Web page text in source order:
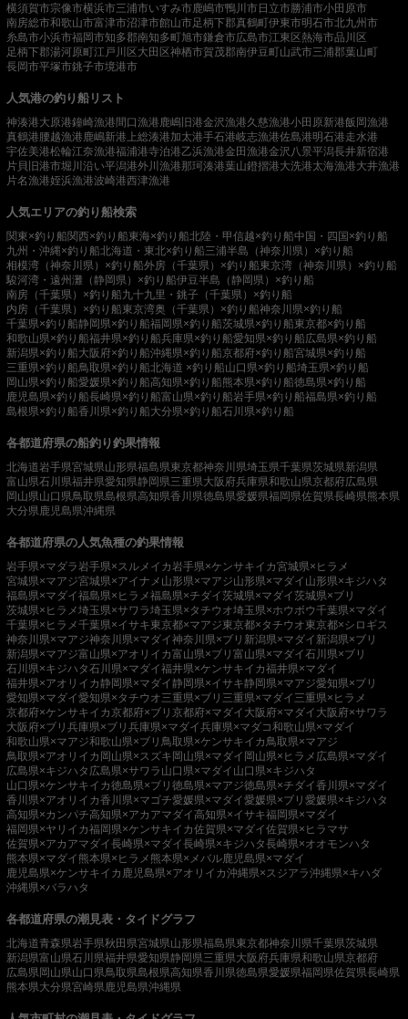
横須賀市宗像市横浜市三浦市いすみ市鹿嶋市鴨川市日立市勝浦市小田原市
南房総市和歌山市富津市沼津市館山市足柄下郡真鶴町伊東市明石市北九州市
糸島市小浜市福岡市知多郡南知多町旭市鎌倉市広島市江東区熱海市品川区
足柄下郡湯河原町江戸川区大田区神栖市賀茂郡南伊豆町山武市三浦郡葉山町
長岡市平塚市銚子市境港市
人気港の釣り船リスト
神湊港大原港鐘崎漁港間口漁港 鹿嶋旧港金沢漁港久慈漁港小田原新港飯岡漁港
真鶴港腰越漁港 鹿嶋新港 上総湊港加太港手石港岐志漁港佐島港明石港走水港
宇佐美港松輪江奈漁港福浦港寺泊港乙浜漁港金田漁港金沢八景平潟長井新宿港
片貝旧港市堀川沿い平潟港外川漁港那珂湊港葉山鐙摺港大洗港太海漁港大井漁港
片名漁港姪浜漁港波崎港西津漁港
人気エリアの釣り船検索
関東×釣り船関西×釣り船東海×釣り船北陸・甲信越×釣り船中国・四国×釣り船
九州・沖縄×釣り船北海道・東北×釣り船三浦半島（神奈川県）×釣り船
相模湾（神奈川県）×釣り船外房（千葉県）×釣り船東京湾（神奈川県）×釣り船
駿河湾・遠州灘（静岡県）×釣り船伊豆半島（静岡県）×釣り船
南房（千葉県）×釣り船九十九里・銚子（千葉県）×釣り船
内房（千葉県）×釣り船東京湾奥（千葉県）×釣り船神奈川県×釣り船
千葉県×釣り船静岡県×釣り船福岡県×釣り船茨城県×釣り船東京都×釣り船
和歌山県×釣り船福井県×釣り船兵庫県×釣り船愛知県×釣り船広島県×釣り船
新潟県×釣り船大阪府×釣り船沖縄県×釣り船京都府×釣り船宮城県×釣り船
三重県×釣り船鳥取県×釣り船北海道 ×釣り船山口県×釣り船埼玉県×釣り船
岡山県×釣り船愛媛県×釣り船高知県×釣り船熊本県×釣り船徳島県×釣り船
鹿児島県×釣り船長崎県×釣り船富山県×釣り船岩手県×釣り船福島県×釣り船
島根県×釣り船香川県×釣り船大分県×釣り船石川県×釣り船
各都道府県の船釣り釣果情報
北海道岩手県宮城県山形県福島県東京都神奈川県埼玉県千葉県茨城県新潟県
富山県石川県福井県愛知県静岡県三重県大阪府兵庫県和歌山県京都府広島県
岡山県山口県鳥取県島根県高知県香川県徳島県愛媛県福岡県佐賀県長崎県熊本県
大分県 鹿児島県沖縄県
各都道府県の人気魚種の釣果情報
岩手県×マダラ 岩手県×スルメイカ 岩手県×ケンサキイカ宮城県×ヒラメ
宮城県×マアジ宮城県×アイナメ 山形県×マアジ山形県×マダイ 山形県×キジハタ
福島県×マダイ福島県×ヒラメ福島県×チダイ茨城県×マダイ茨城県×ブリ
茨城県×ヒラメ埼玉県×サワラ埼玉県×タチウオ埼玉県×ホウボウ千葉県×マダイ
千葉県×ヒラメ千葉県×イサキ東京都×マアジ東京都×タチウオ東京都×シロギス
神奈川県×マアジ神奈川県×マダイ神奈川県×ブリ 新潟県×マダイ 新潟県×ブリ
新潟県×マアジ富山県×アオリイカ富山県×ブリ 富山県×マダイ石川県×ブリ
石川県×キジハタ石川県×マダイ福井県×ケンサキイカ福井県×マダイ
福井県×アオリイカ静岡県×マダイ静岡県×イサキ静岡県×マアジ愛知県×ブリ
愛知県×マダイ愛知県×タチウオ三重県×ブリ 三重県×マダイ 三重県×ヒラメ
京都府×ケンサキイカ京都府×ブリ 京都府×マダイ 大阪府×マダイ 大阪府×サワラ
大阪府×ブリ 兵庫県×ブリ 兵庫県×マダイ兵庫県×マダコ和歌山県×マダイ
和歌山県×マアジ和歌山県×ブリ 鳥取県×ケンサキイカ 鳥取県×マアジ
鳥取県×アオリイカ 岡山県×スズキ岡山県×マダイ 岡山県×ヒラメ 広島県×マダイ
広島県×キジハタ 広島県×サワラ 山口県×マダイ 山口県×キジハタ
山口県×ケンサキイカ徳島県×ブリ 徳島県×マアジ徳島県×チダイ香川県×マダイ
香川県×アオリイカ香川県×マゴチ愛媛県×マダイ愛媛県×ブリ 愛媛県×キジハタ
高知県×カンパチ高知県×アカアマダイ高知県×イサキ福岡県×マダイ
福岡県×ヤリイカ福岡県×ケンサキイカ佐賀県×マダイ佐賀県×ヒラマサ
佐賀県×アカアマダイ長崎県×マダイ長崎県×キジハタ長崎県×オオモンハタ
熊本県×マダイ 熊本県×ヒラメ 熊本県×メバル鹿児島県×マダイ
鹿児島県×ケンサキイカ 鹿児島県×アオリイカ沖縄県×スジアラ沖縄県×キハダ
沖縄県×バラハタ
各都道府県の潮見表・タイドグラフ
北海道青森県岩手県秋田県宮城県山形県福島県東京都神奈川県千葉県茨城県
新潟県富山県石川県福井県愛知県静岡県三重県大阪府兵庫県和歌山県京都府
広島県岡山県山口県鳥取県島根県高知県香川県徳島県愛媛県福岡県佐賀県長崎県
熊本県大分県宮崎県 鹿児島県沖縄県